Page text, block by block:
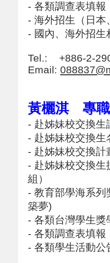
- 各類調查表填
- 海外招生（日本
- 國內、海外招
Tel.: +886-2-
Email:
黃欐淇 專
- 赴姊妹校交換
- 赴姊妹校交換
- 赴姊妹校交換
- 赴姊妹校交換
組）
- 教育部學海系
築夢)
- 各類台灣學生
- 各類調查表填報
- 各類學生活動公